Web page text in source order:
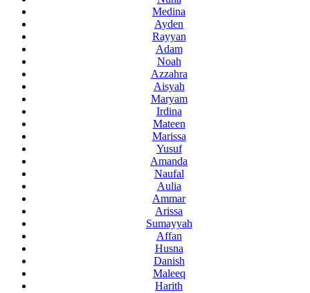
Medina
Ayden
Rayyan
Adam
Noah
Azzahra
Aisyah
Maryam
Irdina
Mateen
Marissa
Yusuf
Amanda
Naufal
Aulia
Ammar
Arissa
Sumayyah
Affan
Husna
Danish
Maleeq
Harith